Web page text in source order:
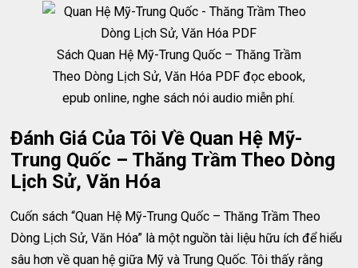
Sách Quan Hệ Mỹ-Trung Quốc – Thăng Trầm
Theo Dòng Lịch Sử, Văn Hóa PDF đọc ebook,
epub online, nghe sách nói audio miễn phí.
Đánh Giá Của Tôi Về Quan Hệ Mỹ-
Trung Quốc – Thăng Trầm Theo Dòng
Lịch Sử, Văn Hóa
Cuốn sách “Quan Hệ Mỹ-Trung Quốc – Thăng Trầm Theo
Dòng Lịch Sử, Văn Hóa” là một nguồn tài liệu hữu ích để hiểu
sâu hơn về quan hệ giữa Mỹ và Trung Quốc. Tôi thấy rằng